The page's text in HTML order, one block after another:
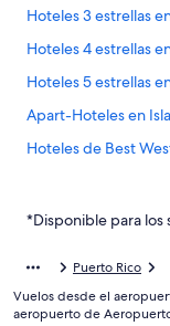
Hoteles 3 estrellas
Hoteles 4 estrellas
Hoteles 5 estrellas
Apart-Hoteles en
Hoteles de Best
Hoteles con casino
Hoteles para ir de
Hoteles todo
*Disponible para los
Puerto Rico
Vuelos desde el
aeropuerto de